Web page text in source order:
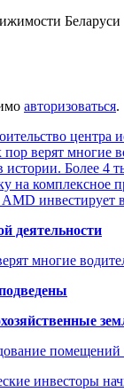
Беларуси
авторизоваться.
центра
верят многие
Более 4
на комплексное
инвестирует
деятельности
многие
помещений
инвесторы